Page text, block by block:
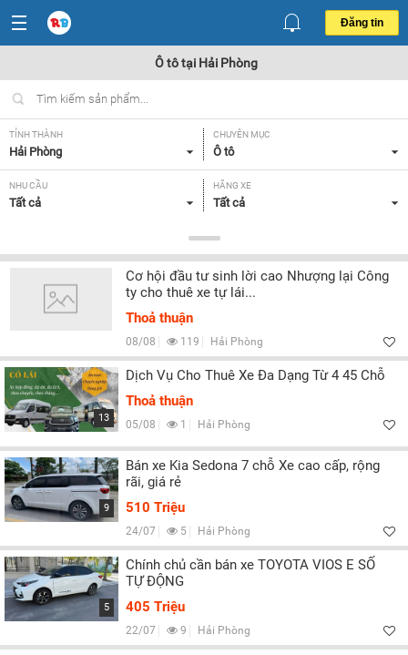
Đăng tin
Ô tô tại Hải Phòng
TỈNH THÀNH
Hải Phòng
CHUYÊN MỤC
Ô tô
NHU CẦU
Tất cả
HÃNG XE
Tất cả
Tất cả
NĂM SẢN XUẤT
Tất cả
XUẤT XỨ
Tất cả
Lọc
Cơ hội đầu tư sinh lời cao Nhượng lại Công
ty cho thuê xe tự lái...
Thoả thuận
08/08 119 Hải Phòng
13
Dịch Vụ Cho Thuê Xe Đa Dạng Từ 4 45 Chỗ
Thoả thuận
05/08 1 Hải Phòng
9
Bán xe Kia Sedona 7 chỗ Xe cao cấp, rộng
rãi, giá rẻ
510 Triệu
24/07 5 Hải Phòng
5
Chính chủ cần bán xe TOYOTA VIOS E SỐ
TỰ ĐỘNG
405 Triệu
22/07 9 Hải Phòng